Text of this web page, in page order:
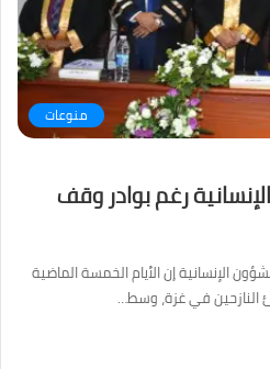
منوعات
رغم بوادر وقف
الإنسانية إن الأيام الخمسة الماضية
في غزة، وسط…